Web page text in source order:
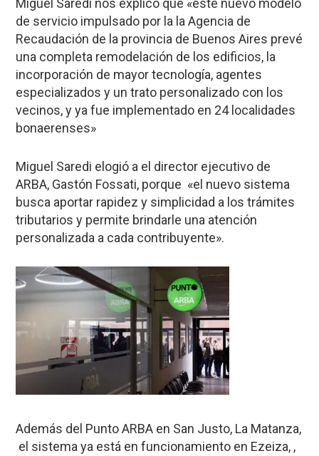
Miguel Saredi nos explicó que «este nuevo modelo
de servicio impulsado por la la Agencia de
Recaudación de la provincia de Buenos Aires prevé
una completa remodelación de los edificios, la
incorporación de mayor tecnología, agentes
especializados y un trato personalizado con los
vecinos, y ya fue implementado en 24 localidades
bonaerenses»
Miguel Saredi elogió a el director ejecutivo de
ARBA, Gastón Fossati, porque «el nuevo sistema
busca aportar rapidez y simplicidad a los trámites
tributarios y permite brindarle una atención
personalizada a cada contribuyente».
Además del Punto ARBA en San Justo, La Matanza,
el sistema ya está en funcionamiento en Ezeiza, ,